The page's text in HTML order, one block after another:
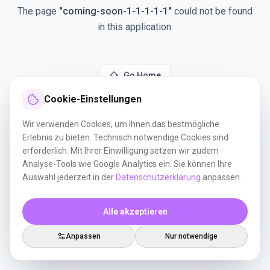
The page "coming-soon-1-1-1-1-1 " could not be found
in this application.
Go Home
Cookie-Einstellungen
Wir verwenden Cookies, um Ihnen das bestmögliche
Erlebnis zu bieten. Technisch notwendige Cookies sind
erforderlich. Mit Ihrer Einwilligung setzen wir zudem
Analyse-Tools wie Google Analytics ein. Sie können Ihre
Auswahl jederzeit in der Datenschutzerklärung anpassen.
Alle akzeptieren
Anpassen Nur notwendige